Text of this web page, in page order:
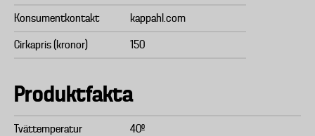
Konsumentkontakt kappahl.com
Cirkapris (kronor) 150
Produktfakta
Tvättemperatur 40º